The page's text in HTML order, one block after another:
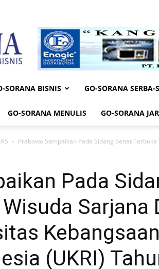
SORANA BISNIS GO-SORANA SERBA-
GO-SORANA MENULIS GO-SORANA
Prabowo Sampaikan Pada Sidang Senat
Pada
Sarjana
Kebangsaan
(UKRI)